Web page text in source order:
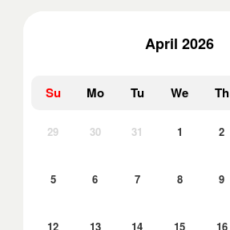
April 2026
Su Mo Tu We Th
29 30 31 1 2
5 6 7 8 9
12 13 14 15 16